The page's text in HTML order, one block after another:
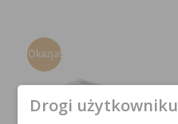
Okazja!
Drogi użytkowniku